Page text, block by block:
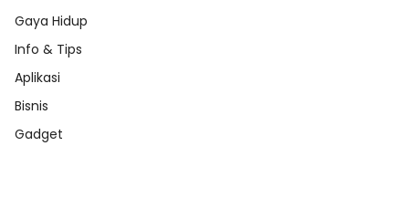
Gaya Hidup
Info & Tips
Aplikasi
Bisnis
Gadget